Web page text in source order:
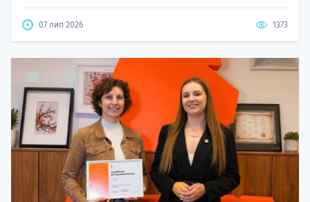
07 лип 2026 1373